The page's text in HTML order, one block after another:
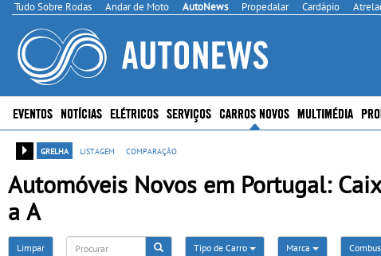
Tudo Sobre Rodas Andar de Moto AutoNews Propedalar Cardápio
EVENTOS NOTÍCIAS ELÉTRICOS SERVIÇOS CARROS NOVOS MULTIMÉDIA
grelha listagem comparação
Automóveis Novos em Portugal:
a A
Limpar Tipo de Carro Marca